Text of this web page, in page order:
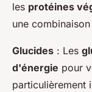
les protéines
une
Glucides : Les
d'énergie pour
particulièrement